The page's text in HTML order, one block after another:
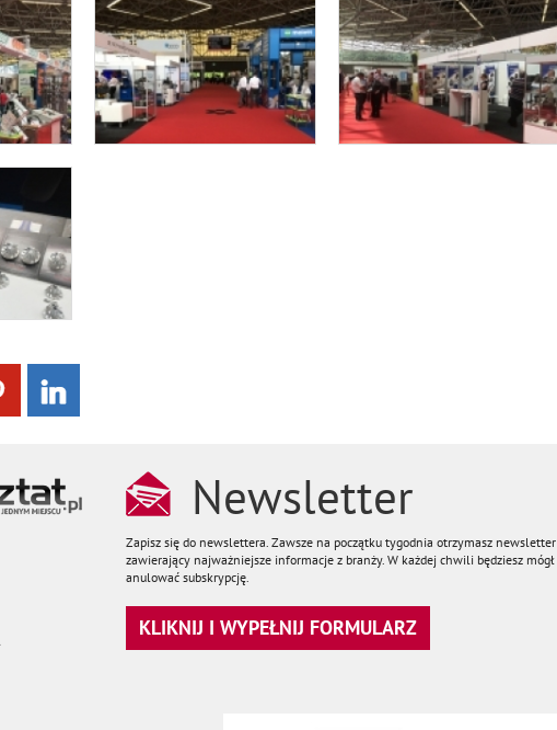
Newsletter
Zapisz się do newslettera. Zawsze na początku tygodnia otrzymasz newsletter
zawierający najważniejsze informacje z branży. W każdej chwili będziesz mógł
anulować subskrypcję.
KLIKNIJ I WYPEŁNIJ FORMULARZ